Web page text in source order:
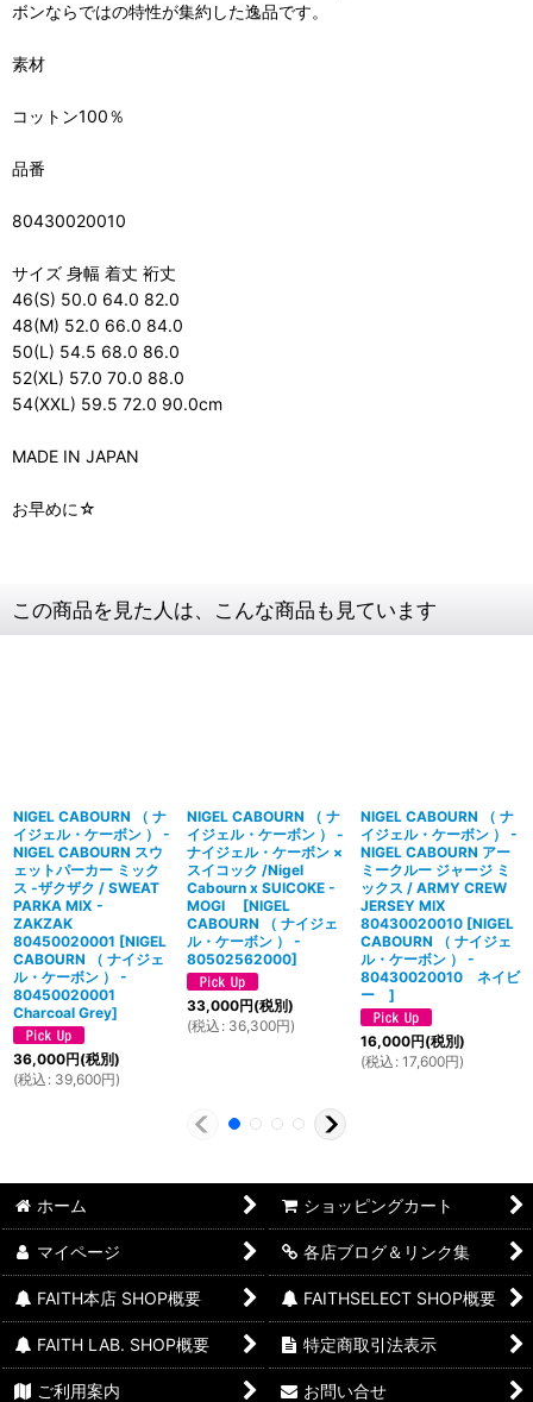
ボンならではの特性が集約した逸品です。
素材
コットン100％
品番
80430020010
サイズ 身幅 着丈 裄丈
46(S) 50.0 64.0 82.0
48(M) 52.0 66.0 84.0
50(L) 54.5 68.0 86.0
52(XL) 57.0 70.0 88.0
54(XXL) 59.5 72.0 90.0cm
MADE IN JAPAN
お早めに☆
この商品を見た人は、こんな商品も見ています
NIGEL CABOURN （ ナ
イジェル・ケーボン ） -
NIGEL CABOURN スウ
ェットパーカー ミック
ス -ザクザク / SWEAT
PARKA MIX -
ZAKZAK
80450020001 [NIGEL
CABOURN （ ナイジェ
ル・ケーボン ） -
80450020001
Charcoal Grey]
36,000円(税別)
(税込 : 39,600円)
NIGEL CABOURN （ ナ
イジェル・ケーボン ） -
ナイジェル・ケーボン ×
スイコック /Nigel
Cabourn x SUICOKE -
MOGI
[NIGEL
CABOURN （ ナイジェ
ル・ケーボン ） -
80502562000]
33,000円(税別)
(税込 : 36,300円)
NIGEL CABOURN （ ナ
イジェル・ケーボン ） -
NIGEL CABOURN アー
ミークルー ジャージ ミ
ックス / ARMY CREW
JERSEY MIX
80430020010 [NIGEL
CABOURN （ ナイジェ
ル・ケーボン ） -
80430020010 ネイビ
ー ]
16,000円(税別)
(税込 : 17,600円)
ホーム ショッピングカート
マイページ 各店ブログ＆リンク集
FAITH本店 SHOP概要 FAITHSELECT SHOP概要
FAITH LAB. SHOP概要 特定商取引法表示
ご利用案内 お問い合せ